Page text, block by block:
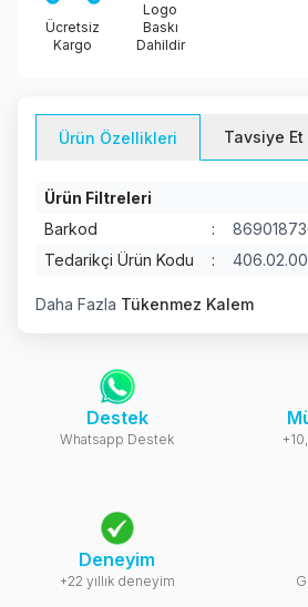
Ücretsiz
Kargo
Logo
Baskı
Dahildir
Ürün Özellikleri Tavsiye Et
Ürün Filtreleri
Barkod
:
Tedarikçi Ürün Kodu
:
Daha Fazla Tükenmez Kalem
Destek
Whatsapp Destek
Deneyim
+22 yıllık deneyim